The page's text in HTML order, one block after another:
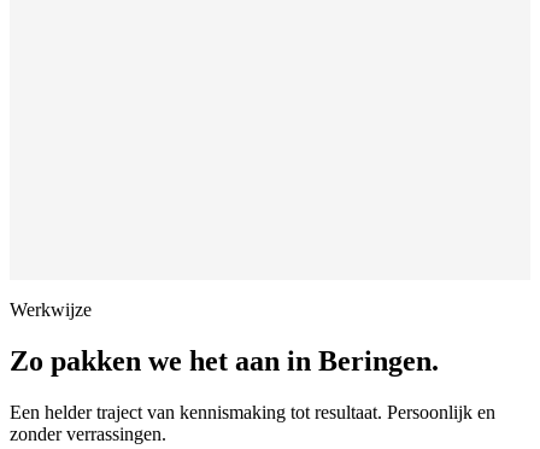
Werkwijze
Zo pakken we het aan in Beringen.
Een helder traject van kennismaking tot resultaat. Persoonlijk en
zonder verrassingen.